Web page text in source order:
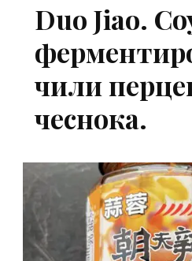
Duo Jiao.
чили
чеснока.